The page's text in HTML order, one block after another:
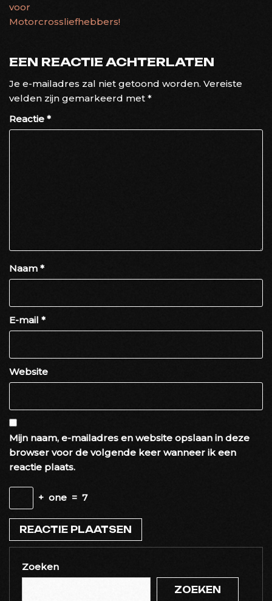
voor
Motorcrossliefhebbers!
EEN REACTIE ACHTERLATEN
Je e-mailadres zal niet getoond worden. Vereiste
velden zijn gemarkeerd met *
Reactie *
Naam *
E-mail *
Website
Mijn naam, e-mailadres en website opslaan in deze
browser voor de volgende keer wanneer ik een
reactie plaats.
+ one = 7
Zoeken
ZOEKEN